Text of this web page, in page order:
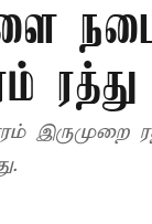
ரத்து
இருமுறை